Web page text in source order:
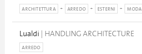
ARCHITETTURA ARREDO ESTERNI MODA
Lualdi | HANDLING ARCHITECTURE
ARREDO